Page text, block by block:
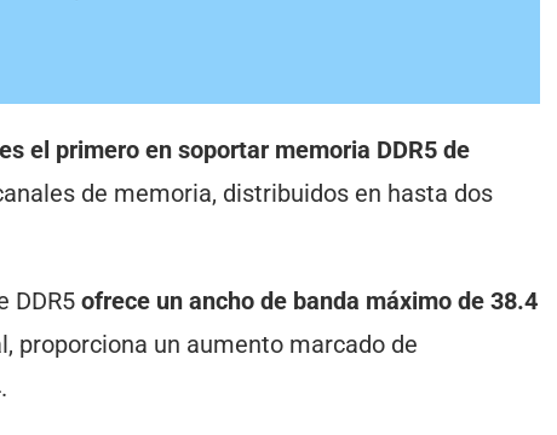
el primero en soportar memoria DDR5 de
de memoria, distribuidos en hasta dos
DDR5 ofrece un ancho de banda máximo de 38.4
proporciona un aumento marcado de